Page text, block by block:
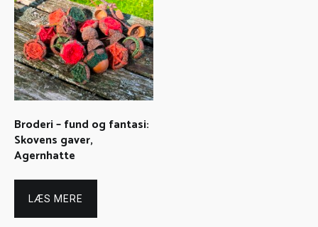
Broderi – fund og fantasi:
Skovens gaver,
Agernhatte
LÆS MERE